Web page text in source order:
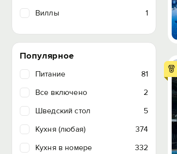
Виллы
1
Популярное
Питание
81
Все включено
2
Шведский стол
5
Кухня (любая)
374
Кухня в номере
332